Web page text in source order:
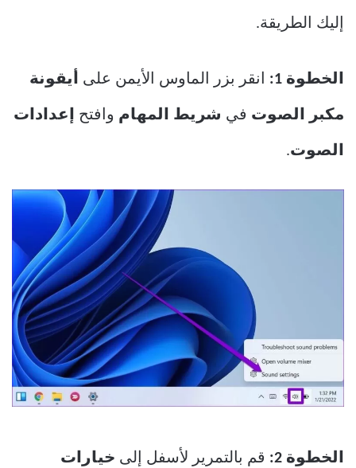
إليك الطريقة.
الخطوة 1: انقر بزر الماوس الأيمن على أيقونة
مكبر الصوت في شريط المهام وافتح إعدادات
الصوت.
الخطوة 2: قم بالتمرير لأسفل إلى خيارات